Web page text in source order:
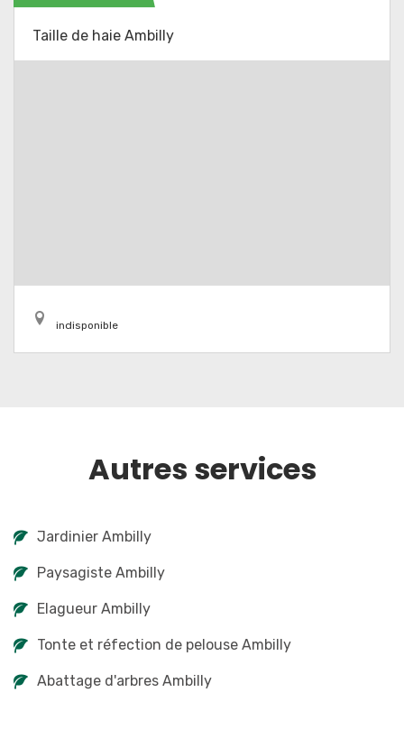
Taille de haie Ambilly
indisponible
Autres services
Jardinier Ambilly
Paysagiste Ambilly
Elagueur Ambilly
Tonte et réfection de pelouse Ambilly
Abattage d'arbres Ambilly